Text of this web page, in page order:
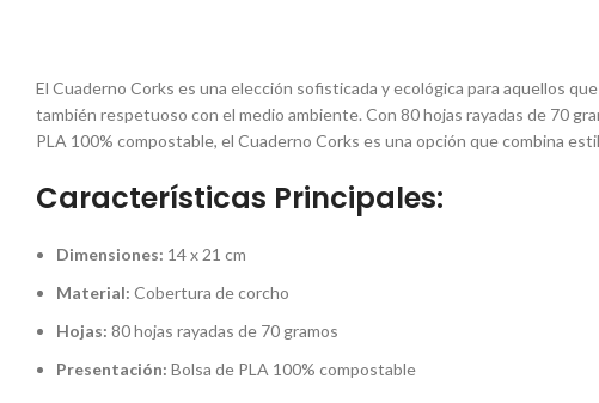
El Cuaderno Corks es una elección sofisticada y ecológica para aquellos
también respetuoso con el medio ambiente. Con 80 hojas rayadas de 70
PLA 100% compostable, el Cuaderno Corks es una opción que combina
Características Principales:
Dimensiones: 14 x 21 cm
Material: Cobertura de corcho
Hojas: 80 hojas rayadas de 70 gramos
Presentación: Bolsa de PLA 100% compostable